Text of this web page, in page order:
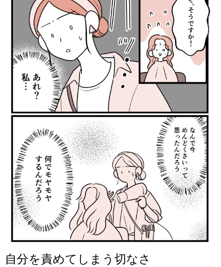
自分を責めてしまう切なさ